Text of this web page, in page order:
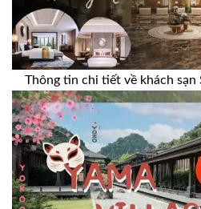
Thông tin chi tiết về khách sạn